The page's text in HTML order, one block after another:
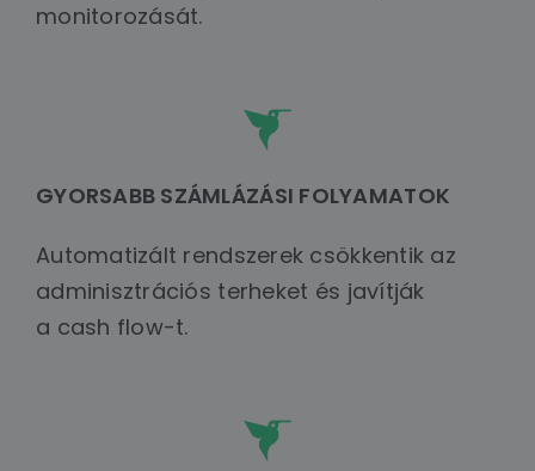
monitorozását.
GYORSABB SZÁMLÁZÁSI FOLYAMATOK
Automatizált rendszerek csökkentik az
adminisztrációs terheket és javítják
a cash flow-t.